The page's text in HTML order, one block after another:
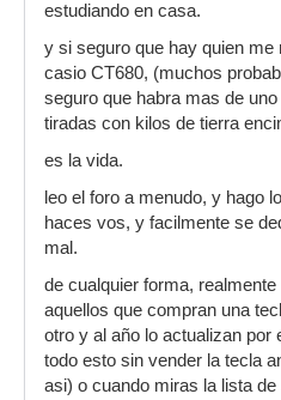
estudiando en casa.
y si seguro que hay quien me
casio CT680, (muchos
seguro que habra mas de
tiradas con kilos de tierra
es la vida.
leo el foro a menudo, y hago
haces vos, y facilmente se
mal.
de cualquier forma,
aquellos que compran una
otro y al año lo actualizan por
todo esto sin vender la tecla
asi) o cuando miras la lista